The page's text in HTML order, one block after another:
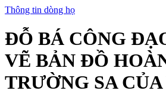
Thông tin dòng họ
ĐỖ BÁ CÔNG
VẼ BẢN ĐỒ
TRƯỜNG SA